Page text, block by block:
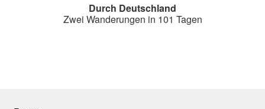
Durch Deutschland
Zwei Wanderungen in 101 Tagen